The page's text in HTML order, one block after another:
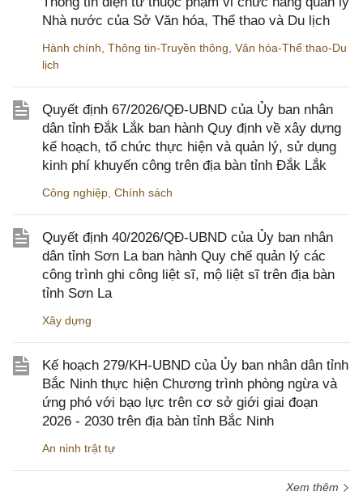
Nhà nước của Sở Văn hóa, Thể thao và Du lịch
Hành chính Thông tin-Truyền thông Văn hóa-Thể thao-Du
lịch
Quyết định 67/2026/QĐ-UBND của Ủy ban nhân
dân tỉnh Đắk Lắk ban hành Quy định về xây dựng
kế hoạch, tổ chức thực hiện và quản lý, sử dụng
kinh phí khuyến công trên địa bàn tỉnh Đắk Lắk
Công nghiệp Chính sách
Quyết định 40/2026/QĐ-UBND của Ủy ban nhân
dân tỉnh Sơn La ban hành Quy chế quản lý các
công trình ghi công liệt sĩ, mộ liệt sĩ trên địa bàn
tỉnh Sơn La
Xây dựng
Kế hoạch 279/KH-UBND của Ủy ban nhân dân tỉnh
Bắc Ninh thực hiện Chương trình phòng ngừa và
ứng phó với bạo lực trên cơ sở giới giai đoạn
2026 - 2030 trên địa bàn tỉnh Bắc Ninh
An ninh trật tự
Xem thêm